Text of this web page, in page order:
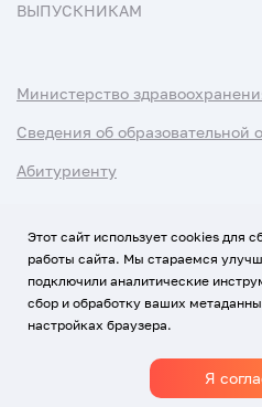
ВЫПУСКНИКАМ
Министерство
Сведения об образовательной
Абитуриенту
Использование Cookies
Политика обработки персональных
© Все права защищены
Этот сайт использует cookies для
работы сайта. Мы стараемся
подключили аналитические
сбор и обработку ваших
настройках браузера.
Я